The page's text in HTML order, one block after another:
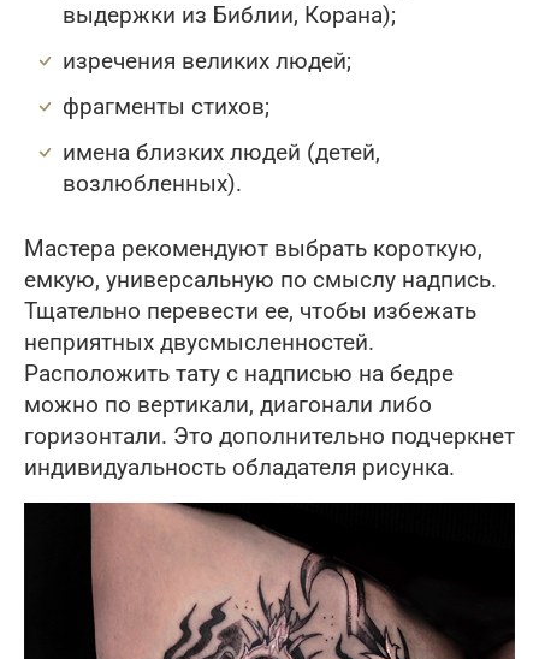
выдержки из Библии, Корана);
изречения великих людей;
фрагменты стихов;
имена близких людей (детей,
возлюбленных).
Мастера рекомендуют выбрать короткую,
емкую, универсальную по смыслу надпись.
Тщательно перевести ее, чтобы избежать
неприятных двусмысленностей.
Расположить тату с надписью на бедре
можно по вертикали, диагонали либо
горизонтали. Это дополнительно подчеркнет
индивидуальность обладателя рисунка.